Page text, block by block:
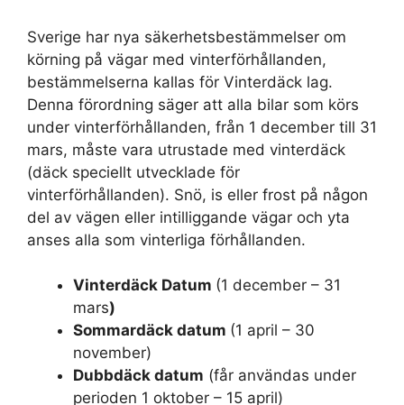
Sverige har nya säkerhetsbestämmelser om
körning på vägar med vinterförhållanden,
bestämmelserna kallas för Vinterdäck lag.
Denna förordning säger att alla bilar som körs
under vinterförhållanden, från 1 december till 31
mars, måste vara utrustade med vinterdäck
(däck speciellt utvecklade för
vinterförhållanden). Snö, is eller frost på någon
del av vägen eller intilliggande vägar och yta
anses alla som vinterliga förhållanden.
Vinterdäck Datum (1 december – 31
mars)
Sommardäck datum (1 april – 30
november)
Dubbdäck datum (får användas under
perioden 1 oktober – 15 april)